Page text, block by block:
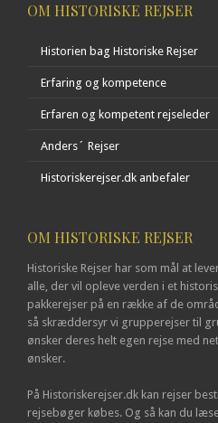
OM HISTORISKE REJSER
Historien bag Historiske Rejser
Erfaring og kompetence
Erfaren og kompetent rejseleder
Anders´ Rejser
Historiskerejser.dk anbefaler
OM HISTORISKE REJSER
Historiske Rejser har som mål at
alle, der vil opleve verden i et
pakkerejser på en række af de
så skræddersyr vi grupperejser til
ønsker deres helt egen rejse med
ønsker.
På Historiskerejser.dk kan rejser
rejsebøger købes. Og så kan du